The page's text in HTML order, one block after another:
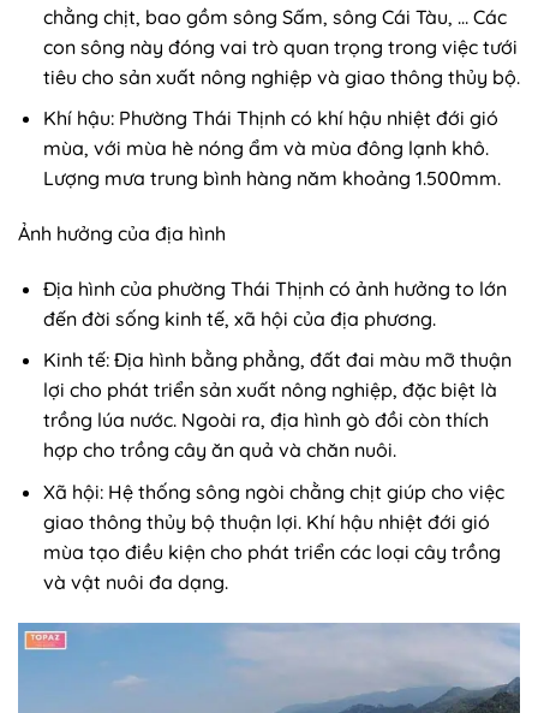
chằng chịt, bao gồm sông Sấm, sông Cái Tàu, … Các
con sông này đóng vai trò quan trọng trong việc tưới
tiêu cho sản xuất nông nghiệp và giao thông thủy bộ.
Khí hậu: Phường Thái Thịnh có khí hậu nhiệt đới gió
mùa, với mùa hè nóng ẩm và mùa đông lạnh khô.
Lượng mưa trung bình hàng năm khoảng 1.500mm.
Ảnh hưởng của địa hình
Địa hình của phường Thái Thịnh có ảnh hưởng to lớn
đến đời sống kinh tế, xã hội của địa phương.
Kinh tế: Địa hình bằng phẳng, đất đai màu mỡ thuận
lợi cho phát triển sản xuất nông nghiệp, đặc biệt là
trồng lúa nước. Ngoài ra, địa hình gò đồi còn thích
hợp cho trồng cây ăn quả và chăn nuôi.
Xã hội: Hệ thống sông ngòi chằng chịt giúp cho việc
giao thông thủy bộ thuận lợi. Khí hậu nhiệt đới gió
mùa tạo điều kiện cho phát triển các loại cây trồng
và vật nuôi đa dạng.